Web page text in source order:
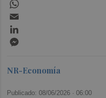
NR-Economía
Publicado: 08/06/2026 ·06:00